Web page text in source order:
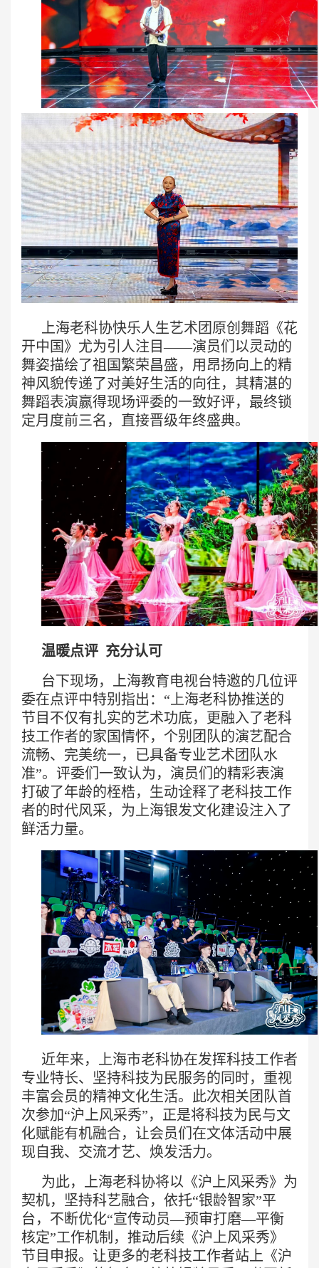
上海老科协快乐人生艺术团原创舞蹈《花
开中国》尤为引人注目——演员们以灵动的
舞姿描绘了祖国繁荣昌盛，用昂扬向上的精
神风貌传递了对美好生活的向往，其精湛的
舞蹈表演赢得现场评委的一致好评，最终锁
定月度前三名，直接晋级年终盛典。
温暖点评 充分认可
台下现场，上海教育电视台特邀的几位评
委在点评中特别指出：“上海老科协推送的
节目不仅有扎实的艺术功底，更融入了老科
技工作者的家国情怀，个别团队的演艺配合
流畅、完美统一，已具备专业艺术团队水
准”。评委们一致认为，演员们的精彩表演
打破了年龄的桎梏，生动诠释了老科技工作
者的时代风采，为上海银发文化建设注入了
鲜活力量。
近年来，上海市老科协在发挥科技工作者
专业特长、坚持科技为民服务的同时，重视
丰富会员的精神文化生活。此次相关团队首
次参加“沪上风采秀”，正是将科技为民与文
化赋能有机融合，让会员们在文体活动中展
现自我、交流才艺、焕发活力。
为此，上海老科协将以《沪上风采秀》为
契机，坚持科艺融合，依托“银龄智家”平
台，不断优化“宣传动员—预审打磨—平衡
核定”工作机制，推动后续《沪上风采秀》
节目申报。让更多的老科技工作者站上《沪